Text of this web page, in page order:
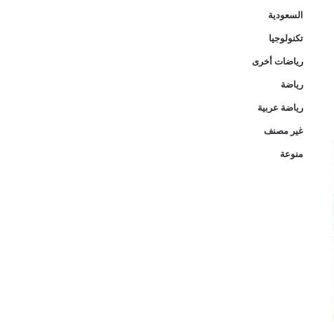
السعودية
تكنولوجيا
رياضات أخرى
رياضة
رياضة عربية
غير مصنف
منوعة